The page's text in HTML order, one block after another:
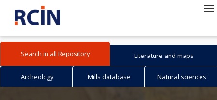
Search in all Repository Literature and maps
Archeology Mills database Natural sciences